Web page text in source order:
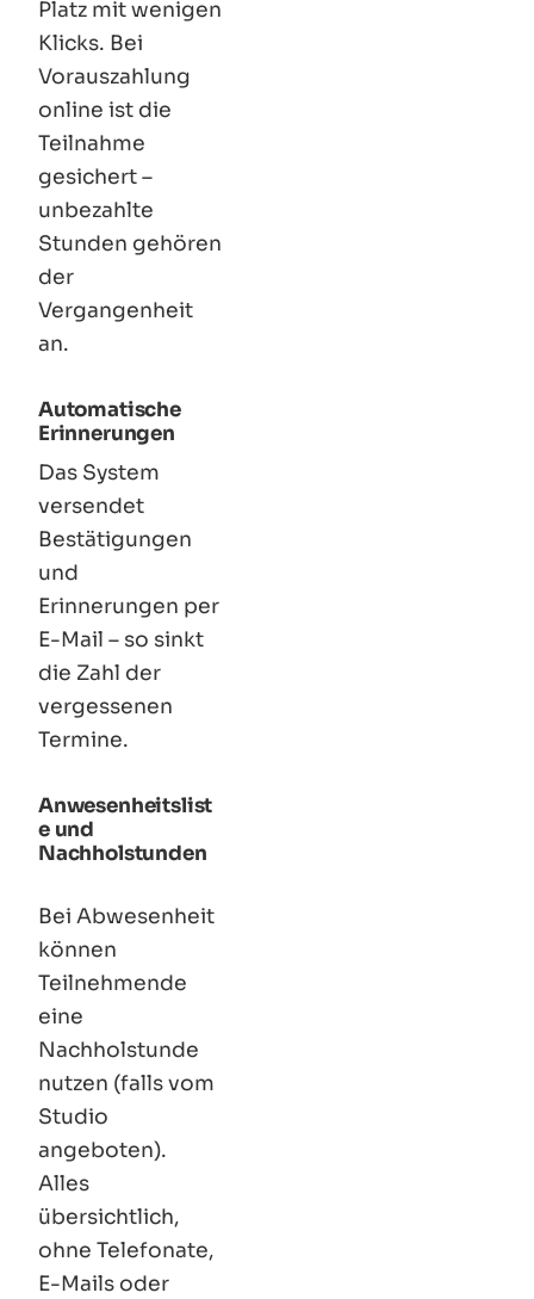
Platz mit wenigen
Klicks. Bei
Vorauszahlung
online ist die
Teilnahme
gesichert –
unbezahlte
Stunden gehören
der
Vergangenheit
an.
Automatische
Erinnerungen
Das System
versendet
Bestätigungen
und
Erinnerungen per
E-Mail – so sinkt
die Zahl der
vergessenen
Termine.
Anwesenheitslist
e und
Nachholstunden
Bei Abwesenheit
können
Teilnehmende
eine
Nachholstunde
nutzen (falls vom
Studio
angeboten).
Alles
übersichtlich,
ohne Telefonate,
E-Mails oder